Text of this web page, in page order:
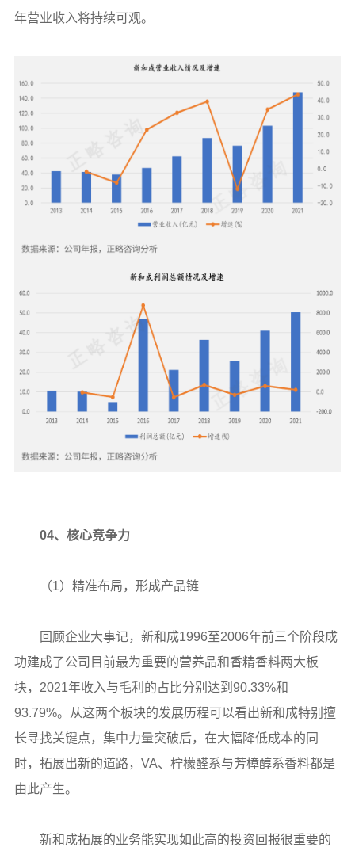
年营业收入将持续可观。
04、核心竞争力
（1）精准布局，形成产品链
回顾企业大事记，新和成1996至2006年前三个阶段成
功建成了公司目前最为重要的营养品和香精香料两大板
块，2021年收入与毛利的占比分别达到90.33%和
93.79%。从这两个板块的发展历程可以看出新和成特别擅
长寻找关键点，集中力量突破后，在大幅降低成本的同
时，拓展出新的道路，VA、柠檬醛系与芳樟醇系香料都是
由此产生。
新和成拓展的业务能实现如此高的投资回报很重要的